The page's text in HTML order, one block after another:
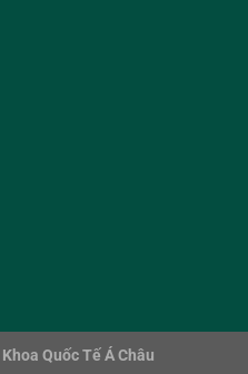
Quốc Tế Á Châu